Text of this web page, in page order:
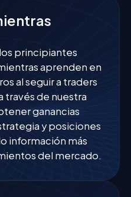
principiantes
aprenden en
al seguir a traders
través de nuestra
ganancias
y posiciones
información más
del mercado.